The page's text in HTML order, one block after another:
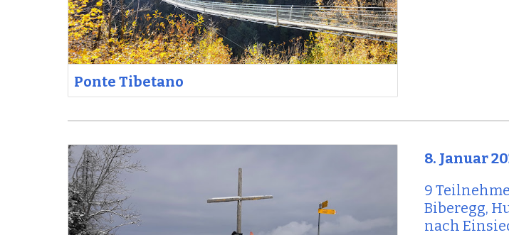
Ponte Tibetano
8. Januar
9
Biberegg,
nach